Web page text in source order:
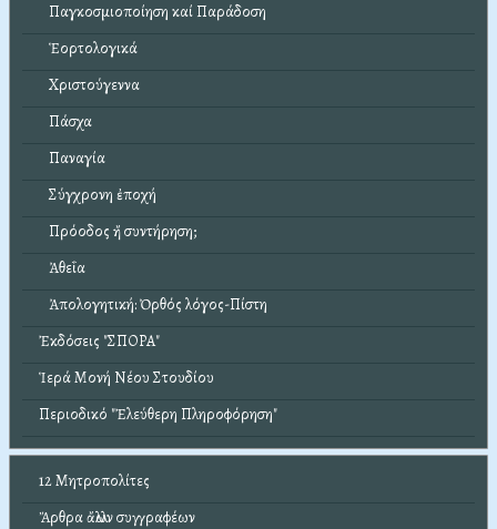
Παγκοσμιοποίηση καί Παράδοση
Ἑορτολογικά
Χριστούγεννα
Πάσχα
Παναγία
Σύγχρονη ἐποχή
Πρόοδος ἤ συντήρηση;
Ἀθεΐα
Ἀπολογητική: Ὀρθός λόγος-Πίστη
Ἐκδόσεις "ΣΠΟΡΑ"
Ἱερά Μονή Νέου Στουδίου
Περιοδικό "Ἐλεύθερη Πληροφόρηση"
12 Μητροπολίτες
Ἄρθρα ἄλλων συγγραφέων